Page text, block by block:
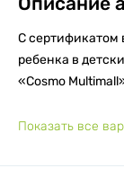
С сертификатом
ребенка в
«Cosmo
Показать все